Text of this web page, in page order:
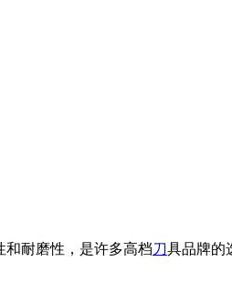
和耐磨性，是许多高档刀具品牌的